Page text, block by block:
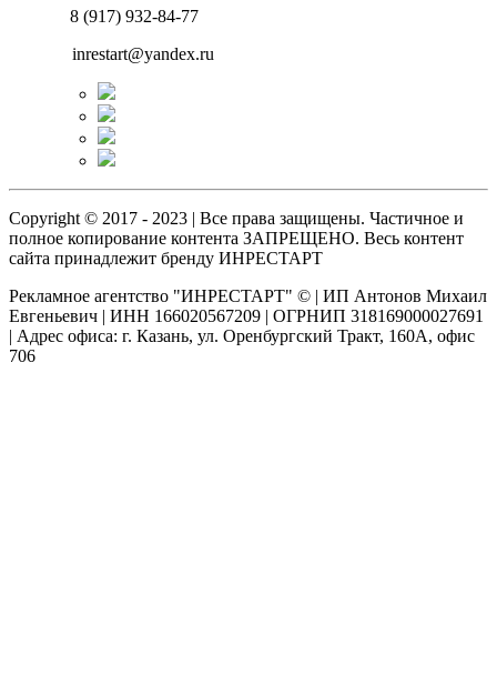
8 (917) 932-84-77
inrestart@yandex.ru
Copyright © 2017 - 2023 | Все права защищены. Частичное и
полное копирование контента ЗАПРЕЩЕНО. Весь контент
сайта принадлежит бренду ИНРЕСТАРТ
Рекламное агентство "ИНРЕСТАРТ" © | ИП Антонов Михаил
Евгеньевич | ИНН 166020567209 | ОГРНИП 318169000027691
| Адрес офиса: г. Казань, ул. Оренбургский Тракт, 160А, офис
706